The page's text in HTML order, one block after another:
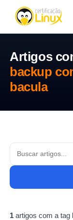
Artigos
backup
bacula
1 artigos com a tag